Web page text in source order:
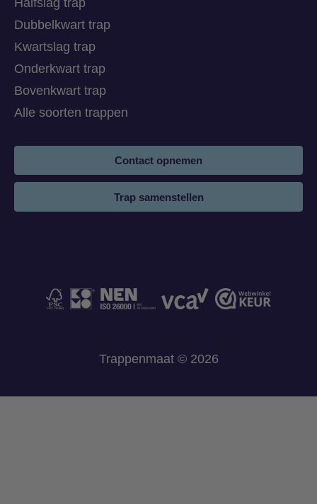
Dubbelkwart trap
Kwartslag trap
Onderkwart trap
Bovenkwart trap
Alle soorten trappen
Contact opnemen
Trap samenstellen
Trappenmaat © 2026